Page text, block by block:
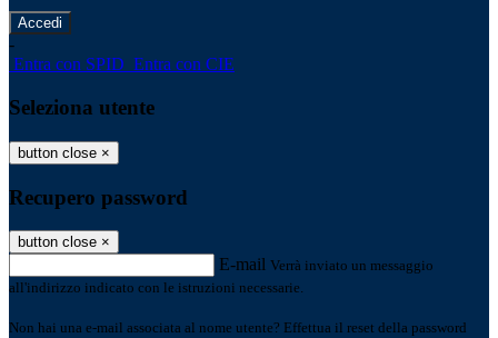
-
Entra con SPID Entra con CIE
Seleziona utente
button close ×
Recupero password
button close ×
E-mail Verrà inviato un messaggio
all'indirizzo indicato con le istruzioni necessarie.
Non hai una e-mail associata al nome utente? Effettua il reset della password